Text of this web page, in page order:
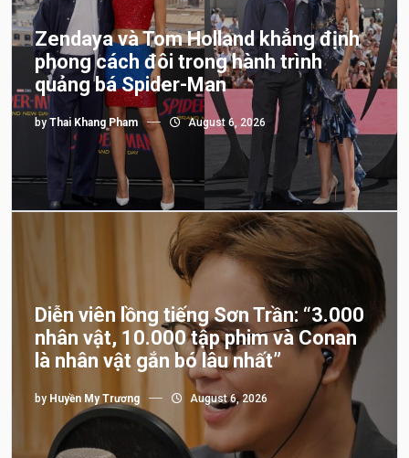
Zendaya và Tom Holland khẳng định
phong cách đôi trong hành trình
quảng bá Spider-Man
by Thai Khang Pham August 6, 2026
Diễn viên lồng tiếng Sơn Trần: “3.000
nhân vật, 10.000 tập phim và Conan
là nhân vật gắn bó lâu nhất”
by Huyền My Trương August 6, 2026